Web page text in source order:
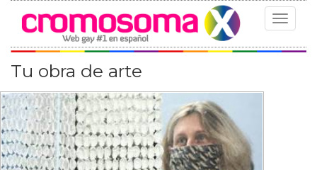
Toggle
Tu obra de arte